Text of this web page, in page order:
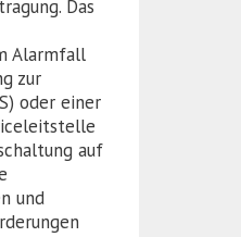
Das
Alarmfall
zur
oder einer
auf
und